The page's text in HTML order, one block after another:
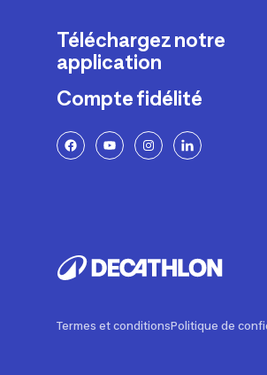
Téléchargez notre
application
Compte fidélité
Termes et conditionsPolitique de